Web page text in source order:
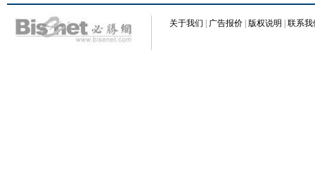
关于我们 广告报价 版权说明 联系我